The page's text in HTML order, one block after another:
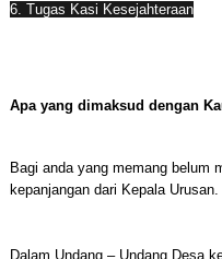
6. Tugas Kasi Kesejahteraan
Apa yang dimaksud dengan
Bagi anda yang memang belum
kepanjangan dari Kepala Urusan.
Dalam Undang – Undang Desa